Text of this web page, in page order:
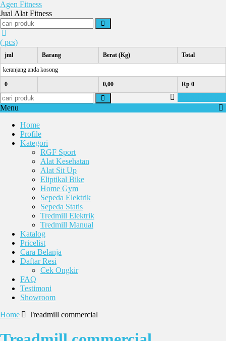
Agen Fitness
Jual Alat Fitness
( pcs)
jml Barang Berat (Kg) Total
keranjang anda kosong
0 0,00 Rp 0
Menu
Home
Profile
Kategori
RGF Sport
Alat Kesehatan
Alat Sit Up
Eliptikal Bike
Home Gym
Sepeda Elektrik
Sepeda Statis
Tredmill Elektrik
Tredmill Manual
Katalog
Pricelist
Cara Belanja
Daftar Resi
Cek Ongkir
FAQ
Testimoni
Showroom
Home
Treadmill commercial